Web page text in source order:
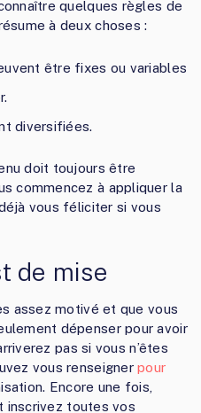
quelques règles de
à deux choses :
être fixes ou variables
diversifiées.
doit toujours être
commencez à appliquer la
vous féliciter si vous
de mise
assez motivé et que vous
dépenser pour avoir
pas si vous n’êtes
vous renseignerpour
Encore une fois,
inscrivez toutes vos